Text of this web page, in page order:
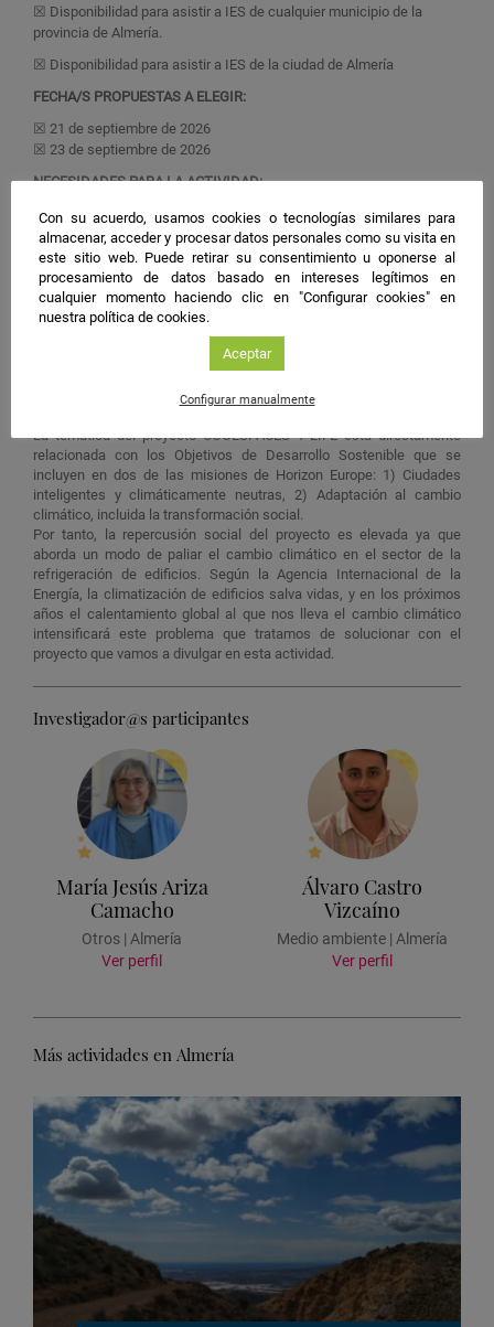
☒ Disponibilidad para asistir a IES de cualquier municipio de la
provincia de Almería.
☒ Disponibilidad para asistir a IES de la ciudad de Almería
FECHA/S PROPUESTAS A ELEGIR:
☒ 21 de septiembre de 2026
☒ 23 de septiembre de 2026
NECESIDADES PARA LA ACTIVIDAD:
Proyector y pantalla
SOLICITUD:
Mediante formulario de inscripción:Pincha este enlace para rellenar
tu formulario, gracias
El plazo de solicitud estará abiertodesde el lunes 08/06/2026 hasta
Valor que aporta la investigación:
La temática del proyecto COOLSPACES 4 LIFE está directamente
relacionada con los Objetivos de Desarrollo Sostenible que se
incluyen en dos de las misiones de Horizon Europe: 1) Ciudades
inteligentes y climáticamente neutras, 2) Adaptación al cambio
climático, incluida la transformación social.
Por tanto, la repercusión social del proyecto es elevada ya que
aborda un modo de paliar el cambio climático en el sector de la
refrigeración de edificios. Según la Agencia Internacional de la
Energía, la climatización de edificios salva vidas, y en los próximos
años el calentamiento global al que nos lleva el cambio climático
intensificará este problema que tratamos de solucionar con el
proyecto que vamos a divulgar en esta actividad.
Investigador@s participantes
María Jesús Ariza
Camacho
Otros | Almería
Ver perfil
Álvaro Castro
Vizcaíno
Medio ambiente | Almería
Ver perfil
Más actividades en Almería
Con su acuerdo, usamos cookies o tecnologías similares para
almacenar, acceder y procesar datos personales como su visita en
este sitio web. Puede retirar su consentimiento u oponerse al
procesamiento de datos basado en intereses legítimos en
cualquier momento haciendo clic en "Configurar cookies" en
nuestra política de cookies.
Aceptar
Configurar manualmente